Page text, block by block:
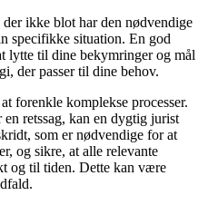
ikke blot har den nødvendige
specifikke situation. En god
lytte til dine bekymringer og mål
der passer til dine behov.
forenkle komplekse processer.
retssag, kan en dygtig jurist
som er nødvendige for at
og sikre, at alle relevante
og til tiden. Dette kan være